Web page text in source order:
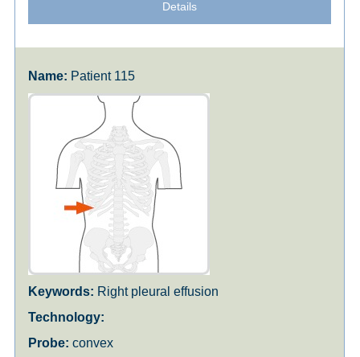
Details
Patient 115
Right pleural effusion
convex